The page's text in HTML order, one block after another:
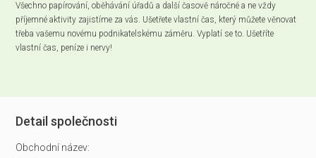
Všechno papírování, oběhávání úřadů a další časově náročné a ne vždy
příjemné aktivity zajistíme za vás. Ušetřete vlastní čas, který můžete věnovat
třeba vašemu novému podnikatelskému záměru. Vyplatí se to. Ušetříte
vlastní čas, peníze i nervy!
Detail společnosti
Obchodní název: